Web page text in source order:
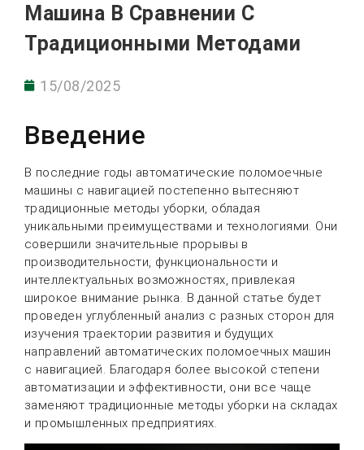
Машина В Сравнении С
Традиционными Методами
15/08/2025
Введение
В последние годы автоматические поломоечные
машины с навигацией постепенно вытесняют
традиционные методы уборки, обладая
уникальными преимуществами и технологиями. Они
совершили значительные прорывы в
производительности, функциональности и
интеллектуальных возможностях, привлекая
широкое внимание рынка. В данной статье будет
проведен углубленный анализ с разных сторон для
изучения траектории развития и будущих
направлений автоматических поломоечных машин
с навигацией. Благодаря более высокой степени
автоматизации и эффективности, они все чаще
заменяют традиционные методы уборки на складах
и промышленных предприятиях.